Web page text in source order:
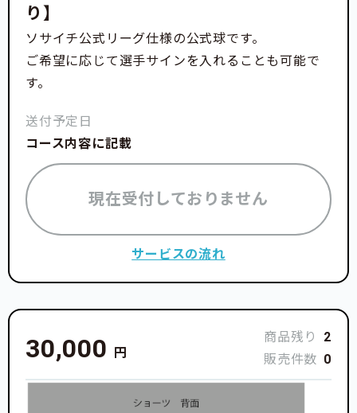
り】
ソサイチ公式リーグ仕様の公式球です。
ご希望に応じて選手サインを入れることも可能で
す。
送付予定日
コース内容に記載
現在受付しておりません
サービスの流れ
30,000 円
商品残り
2
販売件数 0